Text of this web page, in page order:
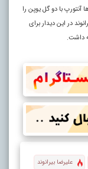
با دو گل یوپن را
در این دیدار برای
داشت.
علیرضا بیرانوند